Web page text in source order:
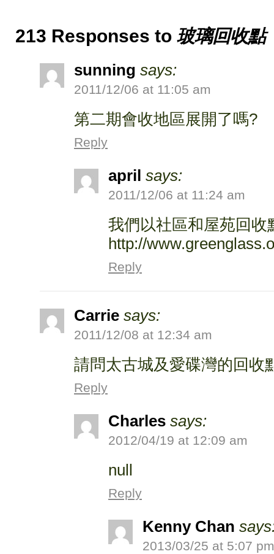
213 Responses to 玻璃回收點
sunning says:
2011/12/06 at 11:05 am
第二期會收地區展開了嗎?
Reply
april says:
2011/12/06 at 11:24 am
我們以社區和屋苑回收
http://
Reply
Carrie says:
2011/12/08 at 12:34 am
請問太古城及愛碟灣的回收
Reply
Charles says:
2012/04/19 at 12:09 am
null
Reply
Kenny Chan
2013/03/25 at 5:07 pm